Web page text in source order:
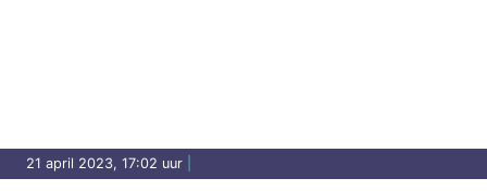
21 april 2023, 17:02 uur